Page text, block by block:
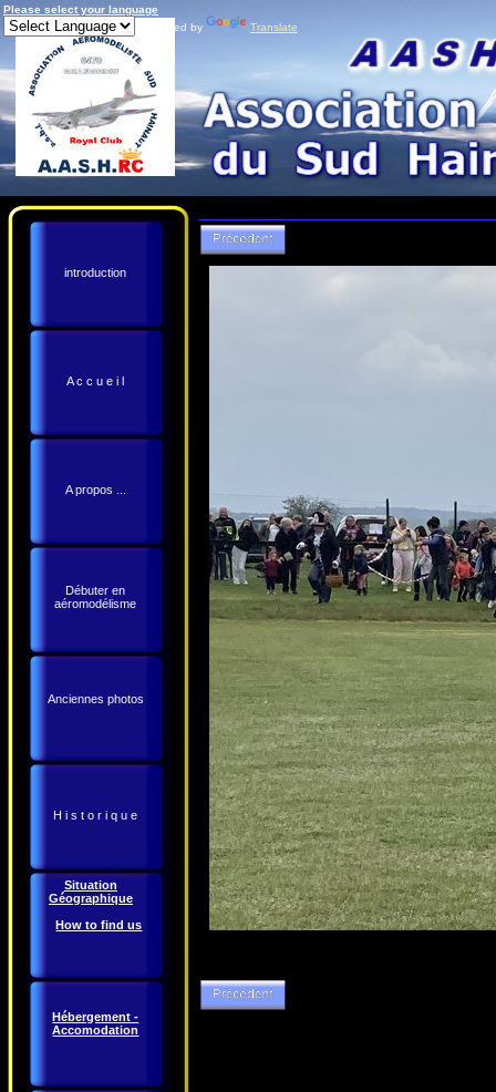
Please select your language
Powered by
Translate
introduction
A c c u e i l
A propos ...
Débuter en
aéromodélisme
Anciennes photos
H i s t o r i q u e
Situation
Géographique
How to find us
Hébergement -
Accomodation